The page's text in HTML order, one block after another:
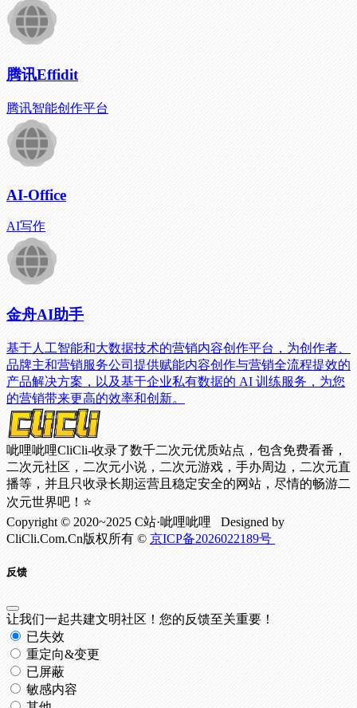
腾讯Effidit
腾讯智能创作平台
AI-Office
AI写作
金舟AI助手
基于人工智能和大数据技术的营销内容创作平台，为创作者、
品牌主和营销服务公司提供赋能内容创作与营销全流程提效的
产品解决方案，以及基于企业私有数据的 AI 训练服务，为您
的营销带来更高的效率和创新。
呲哩呲哩CliCli-收录了数千二次元优质站点，包含免费看番，
二次元社区，二次元小说，二次元游戏，手办周边，二次元直
播等，并且只收录长期运营且稳定安全的网站，尽情的畅游二
次元世界吧！⭐
Copyright © 2020~2025 C站·呲哩呲哩 Designed by
CliCli.Com.Cn版权所有 © 京ICP备2026022189号
反馈
让我们一起共建文明社区！您的反馈至关重要！
已失效
重定向&变更
已屏蔽
敏感内容